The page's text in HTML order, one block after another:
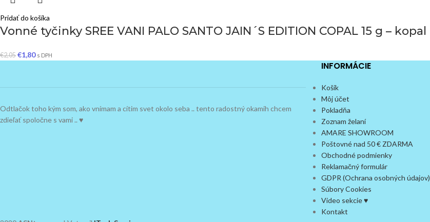
Pridať do košíka
Vonné tyčinky SREE VANI PALO SANTO JAIN´S EDITION COPAL 15 g – kopal
€2,05 €1,80 s DPH
Odtlačok toho kým som, ako vnímam a cítim svet okolo seba .. tento radostný okamih chcem
zdieľať spoločne s vami .. ♥
INFORMÁCIE
Košík
Môj účet
Pokladňa
Zoznam želaní
AMARE SHOWROOM
Poštovné nad 50 € ZDARMA
Obchodné podmienky
Reklamačný formulár
GDPR (Ochrana osobných údajov)
Súbory Cookies
Video sekcie ♥
Kontakt